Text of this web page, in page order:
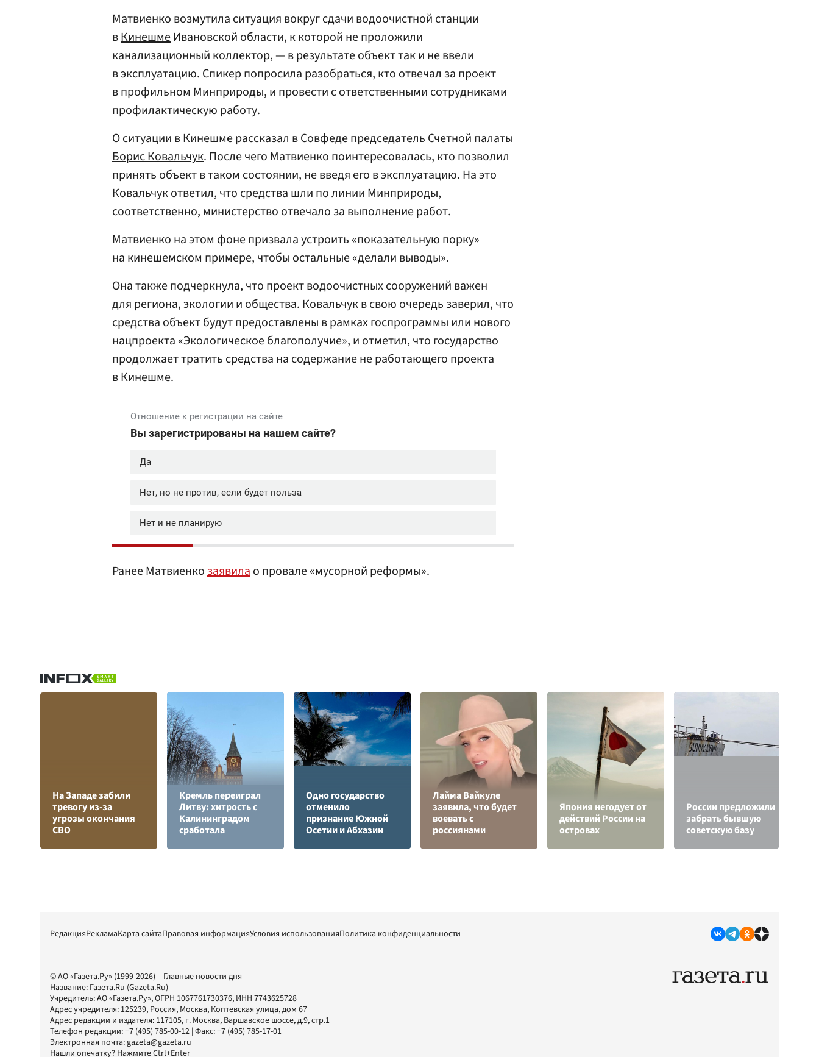
Матвиенко возмутила ситуация вокруг сдачи водоочистной станции
вКинешмеИвановской области, к которой не проложили
канализационный коллектор, — в результате объект так и не ввели
в эксплуатацию. Спикер попросила разобраться, кто отвечал за проект
в профильном Минприроды, и провести с ответственными сотрудниками
профилактическую работу.
О ситуации в Кинешме рассказал в Совфеде председатель Счетной палаты
Борис Ковальчук. После чего Матвиенко поинтересовалась, кто позволил
принять объект в таком состоянии, не введя его в эксплуатацию. На это
Ковальчук ответил, что средства шли по линии Минприроды,
соответственно, министерство отвечало за выполнение работ.
Матвиенко на этом фоне призвала устроить «показательную порку»
на кинешемском примере, чтобы остальные «делали выводы».
Она также подчеркнула, что проект водоочистных сооружений важен
для региона, экологии и общества. Ковальчук в свою очередь заверил, что
средства объект будут предоставлены в рамках госпрограммы или нового
нацпроекта «Экологическое благополучие», и отметил, что государство
продолжает тратить средства на содержание не работающего проекта
в Кинешме.
Ранее Матвиенкозаявилао провале «мусорной реформы».
На Западе забили
тревогу из-за
угрозы окончания
СВО
Кремль переиграл
Литву: хитрость с
Калининградом
сработала
Одно государство
отменило
признание Южной
Осетии и Абхазии
Лайма Вайкуле
заявила, что будет
воевать с
россиянами
Япония негодует от
действий России на
островах
России предложили
забрать бывшую
советскую базу
РедакцияРекламаКарта сайтаПравовая информацияУсловия использованияПолитика конфиденциальности
© АО «Газета.Ру» (1999-2026) – Главные новости дня
Название: Газета.Ru (Gazeta.Ru)
Учредитель:АО «Газета.Ру», ОГРН 1067761730376, ИНН 7743625728
Адрес учредителя: 125239, Россия, Москва, Коптевская улица, дом 67
Адрес редакции и издателя: 117105, г. Москва, Варшавское шоссе, д.9, стр.1
Телефон редакции:+7 (495) 785-00-12 | Факс:+7 (495) 785-17-01
Электронная почта:gazeta@gazeta.ru
Нашли опечатку? Нажмите Ctrl+Enter